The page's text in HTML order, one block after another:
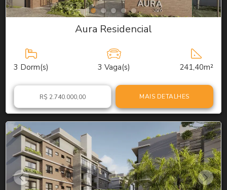
Aura Residencial
3 Dorm(s) 3 Vaga(s) 241,40m²
R$ 2.740.000,00 MAIS DETALHES